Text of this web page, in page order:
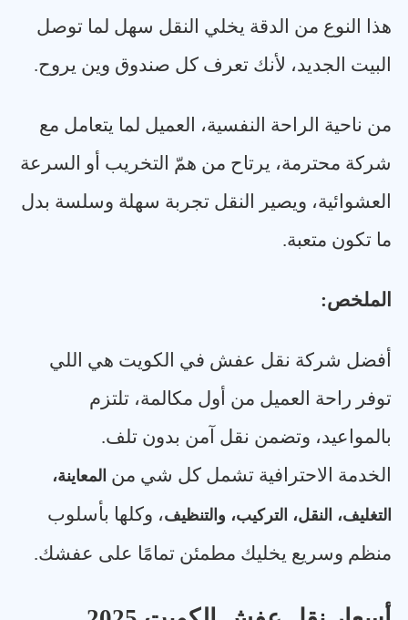
هذا النوع من الدقة يخلي النقل سهل لما توصل
البيت الجديد، لأنك تعرف كل صندوق وين يروح.
من ناحية الراحة النفسية، العميل لما يتعامل مع
شركة محترمة، يرتاح من همّ التخريب أو السرعة
العشوائية، ويصير النقل تجربة سهلة وسلسة بدل
ما تكون متعبة.
الملخص:
أفضل شركة نقل عفش في الكويت هي اللي
توفر راحة العميل من أول مكالمة، تلتزم
بالمواعيد، وتضمن نقل آمن بدون تلف.
الخدمة الاحترافية تشمل كل شي من المعاينة،
التغليف، النقل، التركيب، والتنظيف، وكلها بأسلوب
منظم وسريع يخليك مطمئن تمامًا على عفشك.